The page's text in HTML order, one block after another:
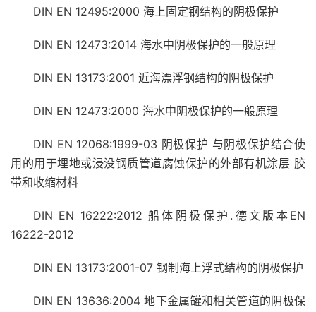
DIN EN 12495:2000 海上固定钢结构的阴极保护
DIN EN 12473:2014 海水中阴极保护的一般原理
DIN EN 13173:2001 近海漂浮钢结构的阴极保护
DIN EN 12473:2000 海水中阴极保护的一般原理
DIN EN 12068:1999-03 阴极保护 与阴极保护结合使
用的用于埋地或浸没钢质管道腐蚀保护的外部有机涂层 胶
带和收缩材料
DIN EN 16222:2012 船体阴极保护.德文版本EN
16222-2012
DIN EN 13173:2001-07 钢制海上浮式结构的阴极保护
DIN EN 13636:2004 地下金属罐和相关管道的阴极保